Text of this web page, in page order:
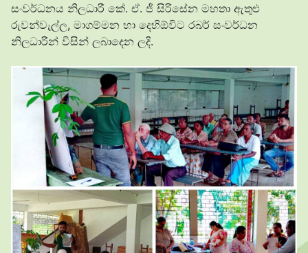
සංවර්ධනය නිලධාරී කේ. ඒ. ජී සිරිසේන මහතා ඇතුළු
රුවන්වැල්ල, මාගම්මන හා දෙහිඕවිට රබර් සංවර්ධන
නිලධාරීන් විසින් ලබාදෙන ලදි.